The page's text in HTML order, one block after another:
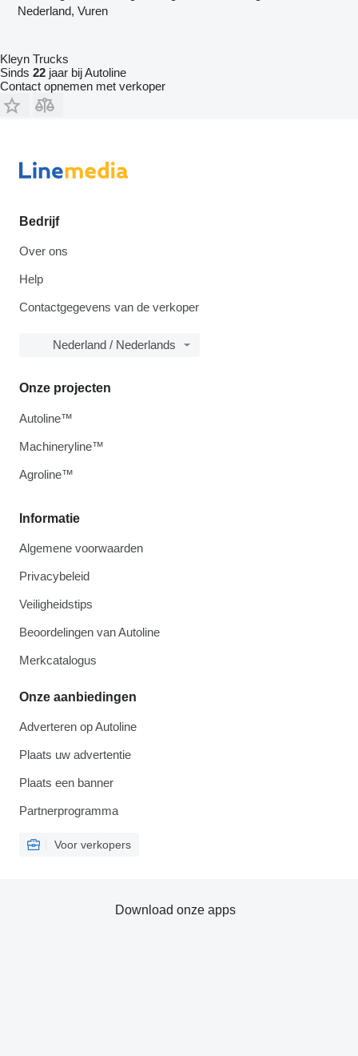
Nederland, Vuren
Kleyn Trucks
Sinds 22 jaar bij Autoline
Contact opnemen met verkoper
Bedrijf
Over ons
Help
Contactgegevens van de verkoper
Nederland / Nederlands
Informatie
Algemene voorwaarden
Privacybeleid
Veiligheidstips
Beoordelingen van Autoline
Merkcatalogus
Onze aanbiedingen
Adverteren op Autoline
Plaats uw advertentie
Plaats een banner
Partnerprogramma
Voor verkopers
Onze projecten
Autoline™
Machineryline™
Agroline™
Download onze apps